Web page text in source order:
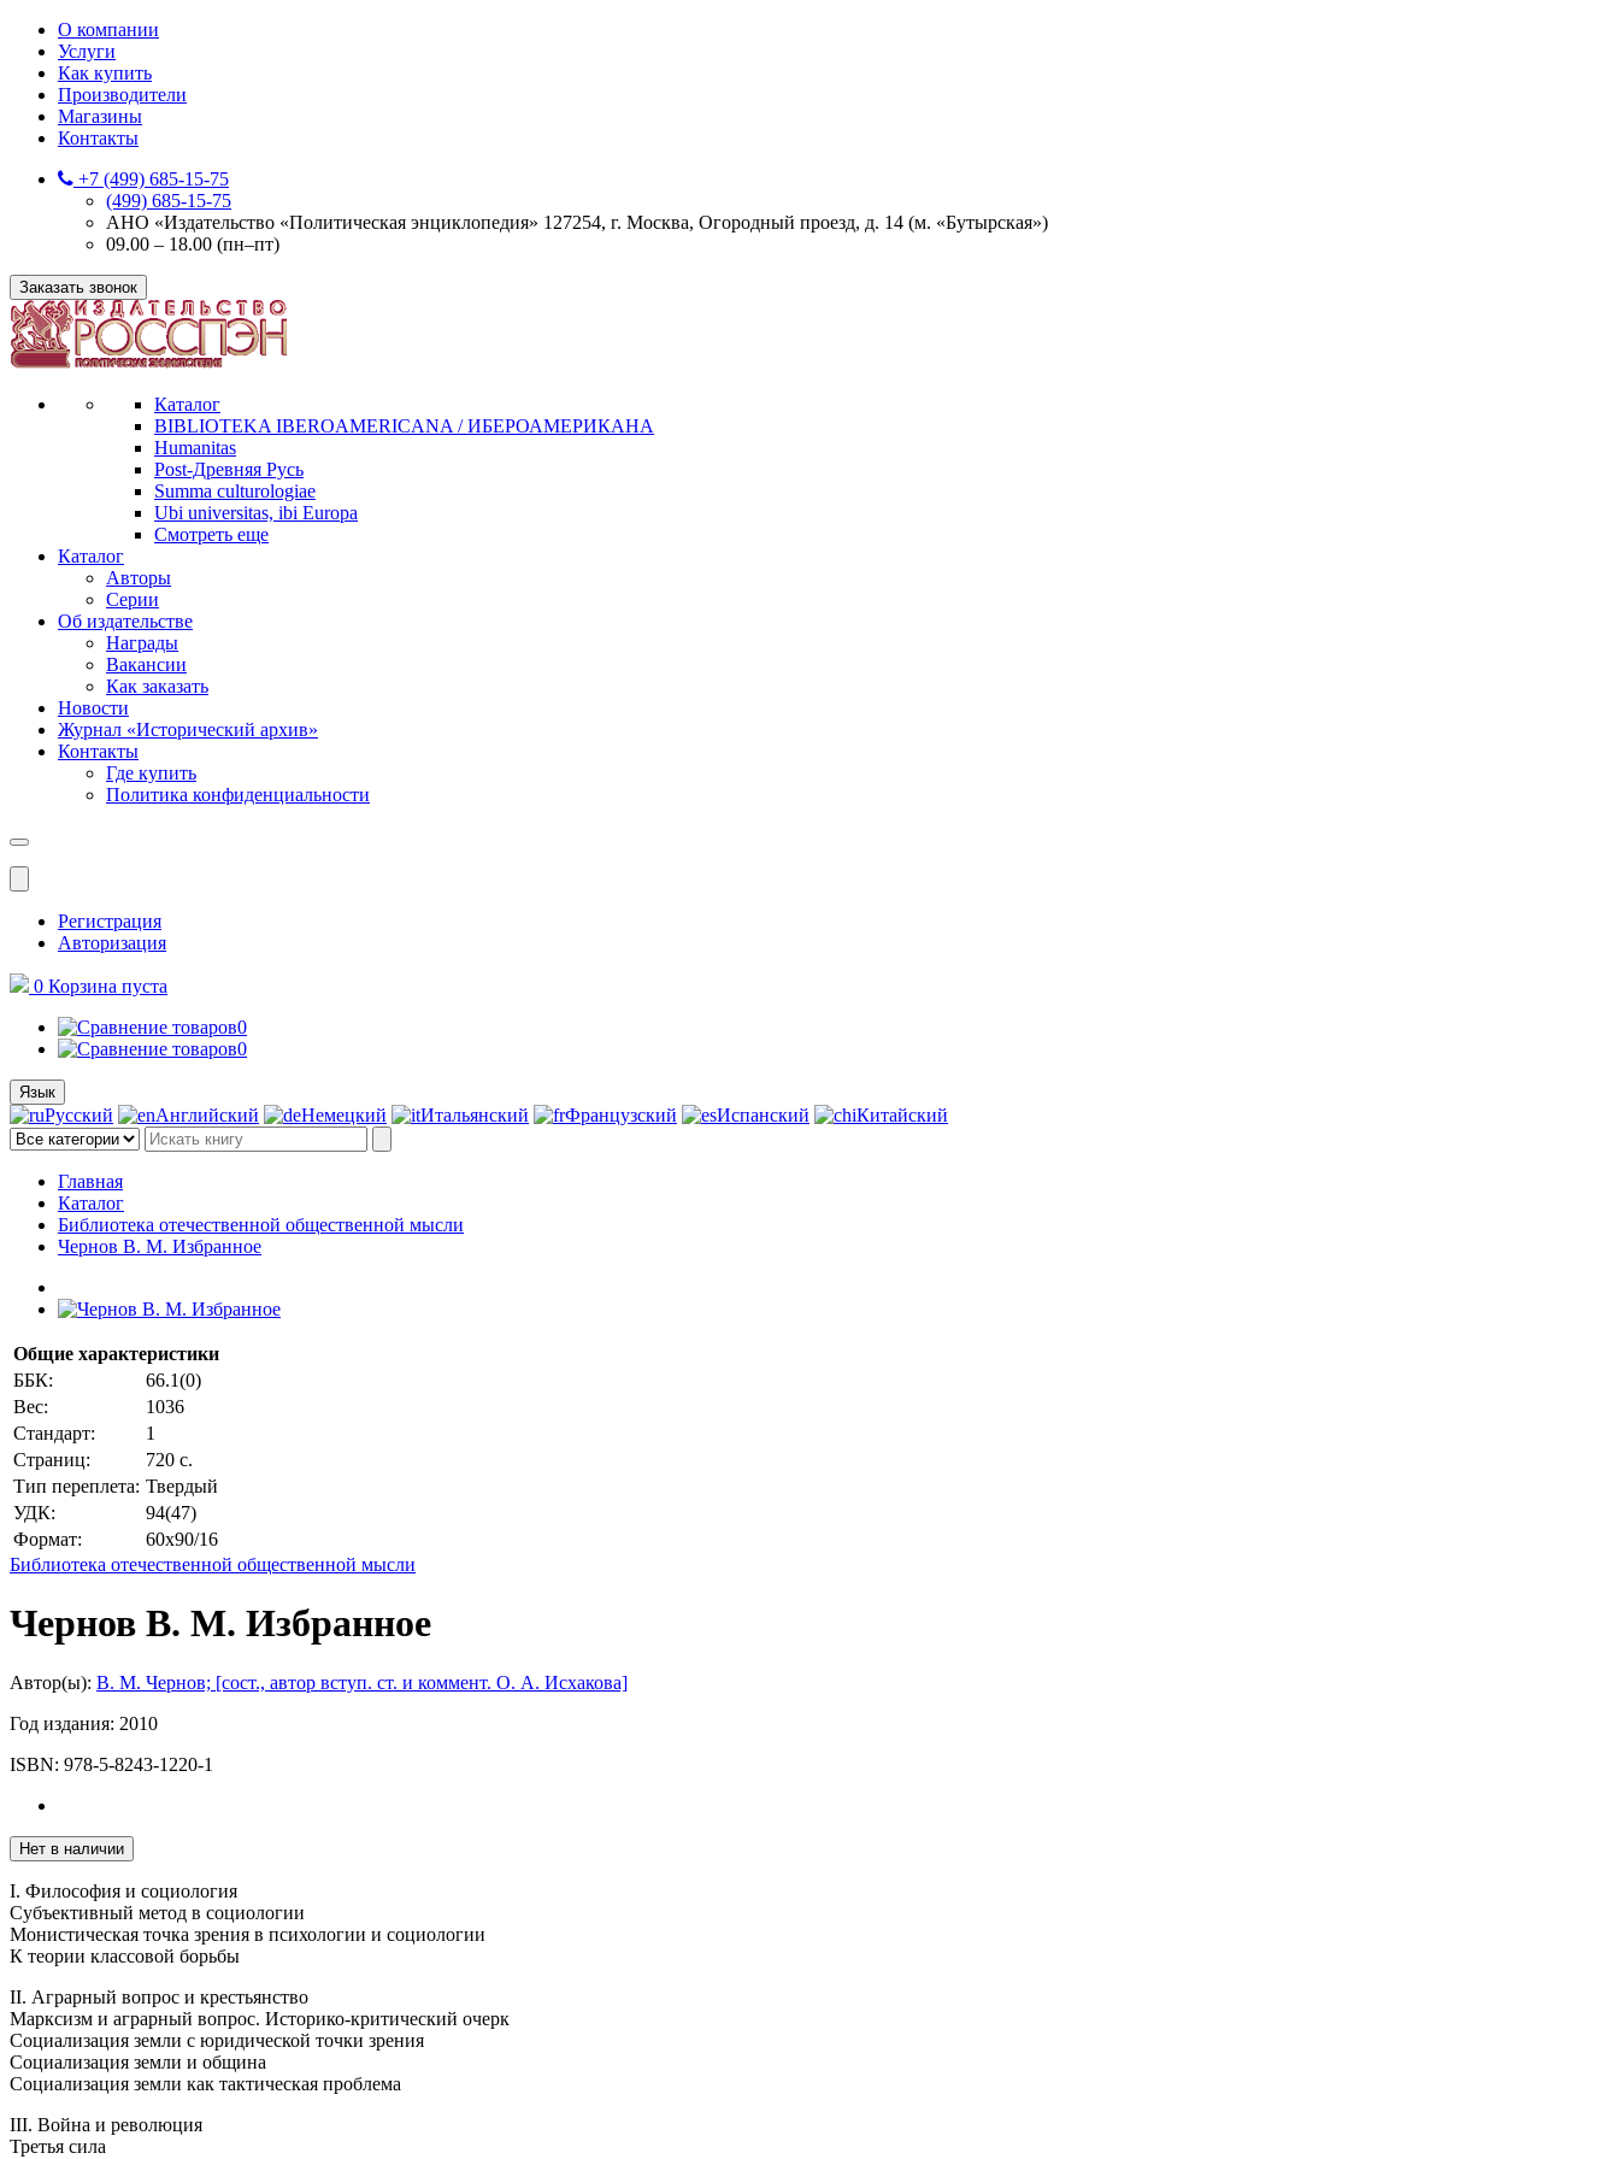
О компании
Услуги
Как купить
Производители
Магазины
Контакты
+7 (499) 685-15-75
(499) 685-15-75
АНО «Издательство «Политическая энциклопедия» 127254, г. Москва, Огородный проезд, д. 14 (м. «Бутырская»)
09.00 – 18.00 (пн–пт)
Заказать звонок
Каталог
BIBLIOTEKA IBEROAMERICANA / ИБЕРОАМЕРИКАНА
Humanitas
Post-Древняя Русь
Summa culturologiae
Ubi universitas, ibi Europa
Смотреть еще
Каталог
Авторы
Серии
Об издательстве
Награды
Вакансии
Как заказать
Новости
Журнал «Исторический архив»‎
Контакты
Где купить
Политика конфиденциальности
Меню
Регистрация
Авторизация
0 Корзина пуста
0
0
Язык
Русский Английский Немецкий Итальянский Французский Испанский Китайский
Главная
Каталог
Библиотека отечественной общественной мысли
Чернов В. М. Избранное
Общие характеристики
ББК:
66.1(0)
Вес:
1036
Стандарт:
1
Страниц:
720 c.
Тип переплета: Твердый
УДК:
94(47)
Формат:
60х90/16
Библиотека отечественной общественной мысли
Чернов В. М. Избранное
Автор(ы): В. М. Чернов; [сост., автор вступ. ст. и коммент. О. А. Исхакова]
Год издания: 2010
ISBN: 978-5-8243-1220-1
Нет в наличии
I. Философия и социология
Субъективный метод в социологии
Монистическая точка зрения в психологии и социологии
К теории классовой борьбы
II. Аграрный вопрос и крестьянство
Марксизм и аграрный вопрос. Историко-критический очерк
Социализация земли с юридической точки зрения
Социализация земли и община
Социализация земли как тактическая проблема
III. Война и революция
Третья сила